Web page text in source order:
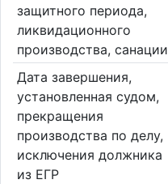
защитного периода,
ликвидационного
производства, санации
Дата завершения,
установленная судом,
прекращения
производства по делу,
исключения должника
из ЕГР